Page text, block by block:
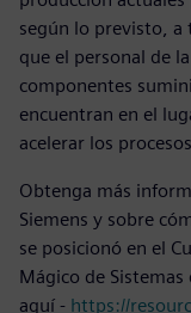
según lo previsto,
que el personal de
componentes
encuentran en el
acelerar los
Obtenga más
Siemens y sobre
se posicionó en el
Mágico de
aquí - https://